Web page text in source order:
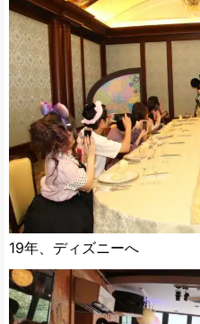
19年、ディズニーへ